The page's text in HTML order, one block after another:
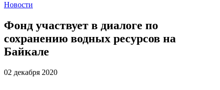
Новости
Фонд участвует в диалоге по
сохранению водных ресурсов на
Байкале
02 декабря 2020